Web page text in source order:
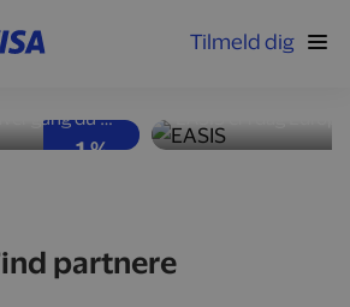
Tilmeld dig
1 %
god
Få penge tilbage, hver gang du tanker bilen op hos Shell-stationer landet over.
Nyd velsmag
partnere